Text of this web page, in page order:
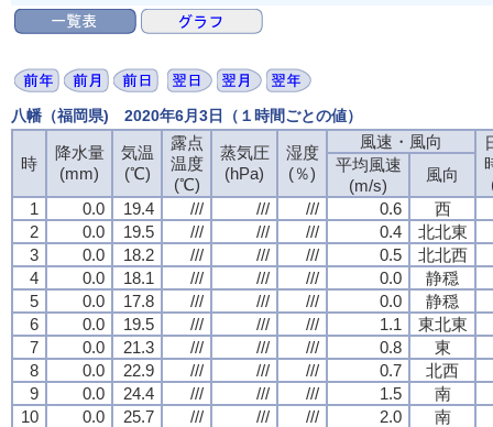
八幡（福岡県) 2020年6月3日（１時間ごとの値）
時
降水量
(mm)
気温
(℃)
露点
温度
(℃)
蒸気圧
(hPa)
湿度
(％)
風速・風向
平均風速
(m/s)
風向
1
0.0 19.4 /// /// /// 0.6
西
2
0.0 19.5 /// /// /// 0.4
北北東
3
0.0 18.2 /// /// /// 0.5
北北西
4
0.0 18.1 /// /// /// 0.0
静穏
5
0.0 17.8 /// /// /// 0.0
静穏
6
0.0 19.5 /// /// /// 1.1
東北東
7
0.0 21.3 /// /// /// 0.8
東
8
0.0 22.9 /// /// /// 0.7
北西
9
0.0 24.4 /// /// /// 1.5
南
10
0.0 25.7 /// /// /// 2.0
南
時
降水量
(mm)
気温
(℃)
露点
温度
(℃)
蒸気圧
(hPa)
湿度
(％)
風速・風向
平均風速
(m/s)
風向
1
0.0 19.4 /// /// /// 0.6
西
2
0.0 19.5 /// /// /// 0.4
北北東
3
0.0 18.2 /// /// /// 0.5
北北西
4
0.0 18.1 /// /// /// 0.0
静穏
5
0.0 17.8 /// /// /// 0.0
静穏
6
0.0 19.5 /// /// /// 1.1
東北東
7
0.0 21.3 /// /// /// 0.8
東
8
0.0 22.9 /// /// /// 0.7
北西
9
0.0 24.4 /// /// /// 1.5
南
10
0.0 25.7 /// /// /// 2.0
南
時
降水量
(mm)
気温
(℃)
露点
温度
(℃)
蒸気圧
(hPa)
湿度
(％)
風速・風向
平均風速
(m/s)
風向
1
0.0 19.4 /// /// /// 0.6
西
2
0.0 19.5 /// /// /// 0.4
北北東
3
0.0 18.2 /// /// /// 0.5
北北西
4
0.0 18.1 /// /// /// 0.0
静穏
5
0.0 17.8 /// /// /// 0.0
静穏
6
0.0 19.5 /// /// /// 1.1
東北東
7
0.0 21.3 /// /// /// 0.8
東
8
0.0 22.9 /// /// /// 0.7
北西
9
0.0 24.4 /// /// /// 1.5
南
10
0.0 25.7 /// /// /// 2.0
南
時
降水量
(mm)
気温
(℃)
露点
温度
(℃)
蒸気圧
(hPa)
湿度
(％)
風速・風向
平均風速
(m/s)
風向
1
0.0 19.4 /// /// /// 0.6
西
2
0.0 19.5 /// /// /// 0.4
北北東
3
0.0 18.2 /// /// /// 0.5
北北西
4
0.0 18.1 /// /// /// 0.0
静穏
5
0.0 17.8 /// /// /// 0.0
静穏
6
0.0 19.5 /// /// /// 1.1
東北東
7
0.0 21.3 /// /// /// 0.8
東
8
0.0 22.9 /// /// /// 0.7
北西
9
0.0 24.4 /// /// /// 1.5
南
10
0.0 25.7 /// /// /// 2.0
南